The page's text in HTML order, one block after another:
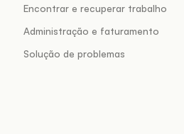
Encontrar e recuperar trabalho
Administração e faturamento
Solução de problemas